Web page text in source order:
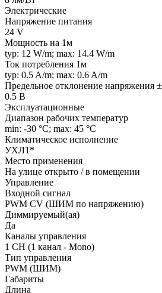
Электрические
Напряжение питания
24 V
Мощность на 1м
typ: 12 W/m; max: 14.4 W/m
Ток потребления 1м
typ: 0.5 A/m; max: 0.6 A/m
Предельное отклонение напряжения ±
0.5 В
Эксплуатационные
Диапазон рабочих температур
min: -30 °C; max: 45 °C
Климатическое исполнение
УХЛ1*
Место применения
На улице открыто / в помещении
Управление
Входной сигнал
PWM СV (ШИМ по напряжению)
Диммируемый(ая)
Да
Каналы управления
1 CH (1 канал - Mono)
Тип управления
PWM (ШИМ)
Габариты
Длина